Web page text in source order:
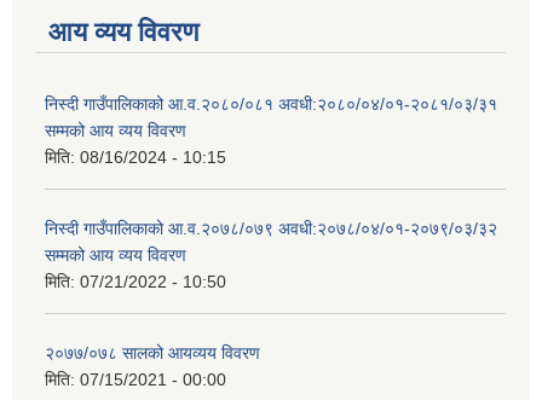
आय व्यय विवरण
निस्दी गाउँपालिकाको आ.व.२०८०/०८१ अवधी:२०८०/०४/०१-२०८१/०३/३१
सम्मको आय व्यय विवरण
मिति: 08/16/2024 - 10:15
निस्दी गाउँपालिकाको आ.व.२०७८/०७९ अवधी:२०७८/०४/०१-२०७९/०३/३२
सम्मको आय व्यय विवरण
मिति: 07/21/2022 - 10:50
२०७७/०७८ सालको आयव्यय विवरण
मिति: 07/15/2021 - 00:00